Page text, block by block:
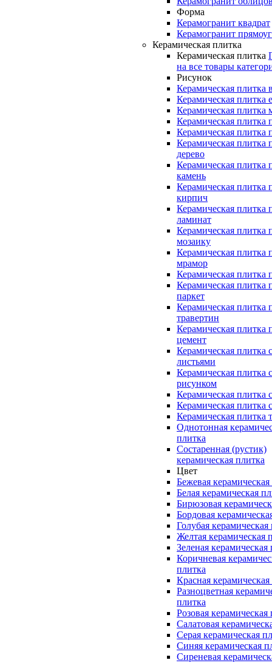
Форма
Керамогранит квадрат
Керамогранит
Керамическая плитка
Керамическая плитка
на все товары
Рисунок
Керамическая плитка
Керамическая плитка
Керамическая плитка
Керамическая плитка
Керамическая плитка
Керамическая плитка
дерево
Керамическая плитка
камень
Керамическая плитка
кирпич
Керамическая плитка
ламинат
Керамическая плитка
мозаику
Керамическая плитка
мрамор
Керамическая плитка
Керамическая плитка
паркет
Керамическая плитка
травертин
Керамическая плитка
цемент
Керамическая плитка с
листьями
Керамическая плитка с
рисунком
Керамическая плитка
Керамическая плитка
Керамическая плитка
Однотонная
плитка
Состаренная (рустик)
керамическая плитка
Цвет
Бежевая
Белая керамическая
Бирюзовая
Бордовая
Голубая керамическая
Желтая керамическая
Зеленая керамическая
Коричневая
плитка
Красная
Разноцветная
плитка
Розовая керамическая
Салатовая
Серая керамическая
Синяя керамическая
Сиреневая